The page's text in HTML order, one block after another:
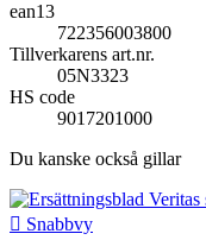
ean13
722356003800
Tillverkarens art.nr.
05N3323
HS code
9017201000
Du kanske också gillar
 Snabbvy